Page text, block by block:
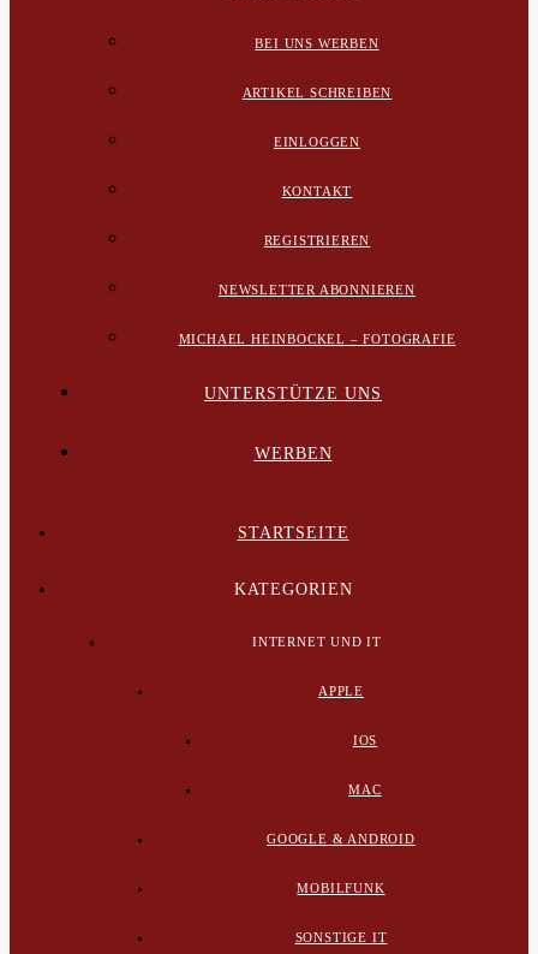
BEI UNS WERBEN
ARTIKEL SCHREIBEN
EINLOGGEN
KONTAKT
REGISTRIEREN
NEWSLETTER ABONNIEREN
MICHAEL HEINBOCKEL – FOTOGRAFIE
UNTERSTÜTZE UNS
WERBEN
STARTSEITE
KATEGORIEN
INTERNET UND IT
APPLE
IOS
MAC
GOOGLE & ANDROID
MOBILFUNK
SONSTIGE IT